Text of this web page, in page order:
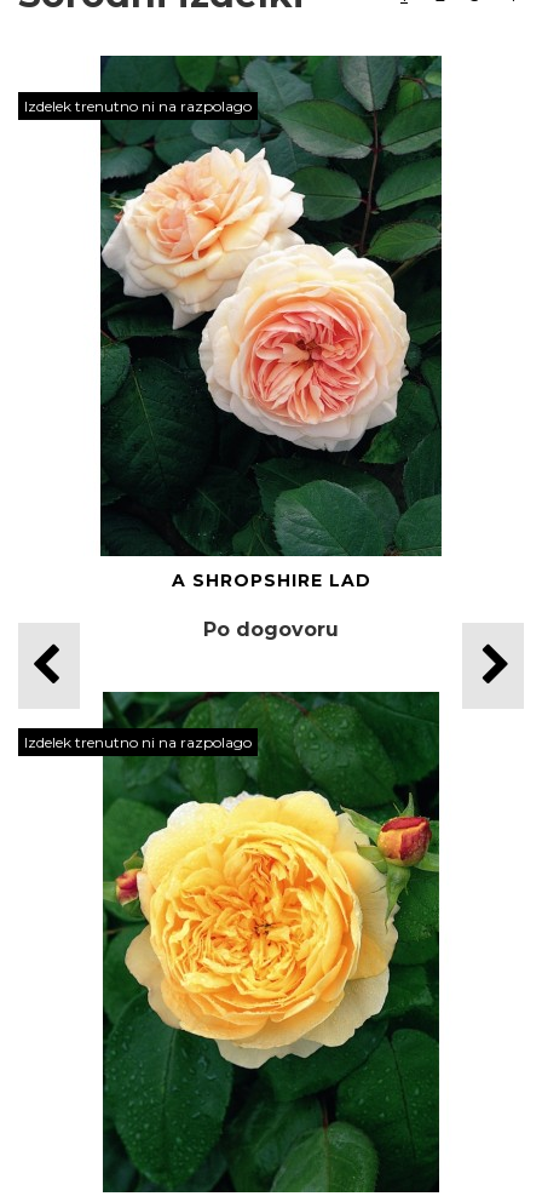
Izdelek trenutno ni na razpolago
A SHROPSHIRE LAD
Po dogovoru
Izdelek trenutno ni na razpolago